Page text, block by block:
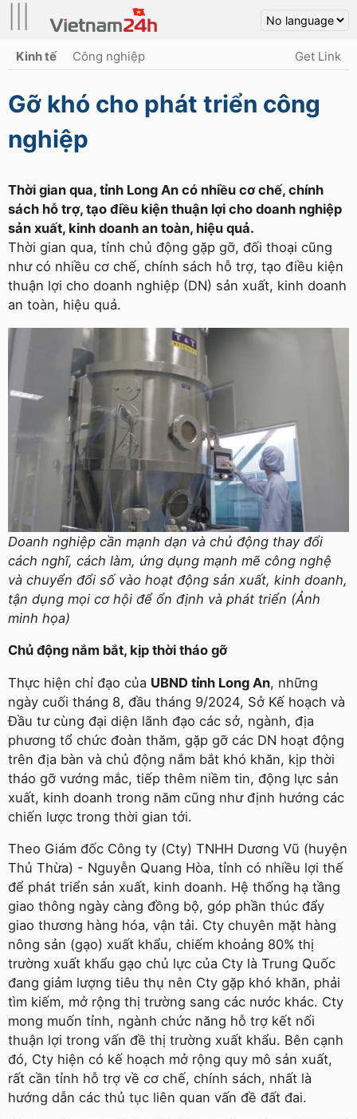
Kinh tế Công nghiệp Get Link
Gỡ khó cho phát triển công
nghiệp
Thời gian qua, tỉnh Long An có nhiều cơ chế, chính
sách hỗ trợ, tạo điều kiện thuận lợi cho doanh nghiệp
sản xuất, kinh doanh an toàn, hiệu quả.
Thời gian qua, tỉnh chủ động gặp gỡ, đối thoại cũng
như có nhiều cơ chế, chính sách hỗ trợ, tạo điều kiện
thuận lợi cho doanh nghiệp (DN) sản xuất, kinh doanh
an toàn, hiệu quả.
Doanh nghiệp cần mạnh dạn và chủ động thay đổi
cách nghĩ, cách làm, ứng dụng mạnh mẽ công nghệ
và chuyển đổi số vào hoạt động sản xuất, kinh doanh,
tận dụng mọi cơ hội để ổn định và phát triển (Ảnh
minh họa)
Chủ động nắm bắt, kịp thời tháo gỡ
Thực hiện chỉ đạo của UBND tỉnh Long An, những
ngày cuối tháng 8, đầu tháng 9/2024, Sở Kế hoạch và
Đầu tư cùng đại diện lãnh đạo các sở, ngành, địa
phương tổ chức đoàn thăm, gặp gỡ các DN hoạt động
trên địa bàn và chủ động nắm bắt khó khăn, kịp thời
tháo gỡ vướng mắc, tiếp thêm niềm tin, động lực sản
xuất, kinh doanh trong năm cũng như định hướng các
chiến lược trong thời gian tới.
Theo Giám đốc Công ty (Cty) TNHH Dương Vũ (huyện
Thủ Thừa) - Nguyễn Quang Hòa, tỉnh có nhiều lợi thế
để phát triển sản xuất, kinh doanh. Hệ thống hạ tầng
giao thông ngày càng đồng bộ, góp phần thúc đẩy
giao thương hàng hóa, vận tải. Cty chuyên mặt hàng
nông sản (gạo) xuất khẩu, chiếm khoảng 80% thị
trường xuất khẩu gạo chủ lực của Cty là Trung Quốc
đang giảm lượng tiêu thụ nên Cty gặp khó khăn, phải
tìm kiếm, mở rộng thị trường sang các nước khác. Cty
mong muốn tỉnh, ngành chức năng hỗ trợ kết nối
thuận lợi trong vấn đề thị trường xuất khẩu. Bên cạnh
đó, Cty hiện có kế hoạch mở rộng quy mô sản xuất,
rất cần tỉnh hỗ trợ về cơ chế, chính sách, nhất là
hướng dẫn các thủ tục liên quan vấn đề đất đai.